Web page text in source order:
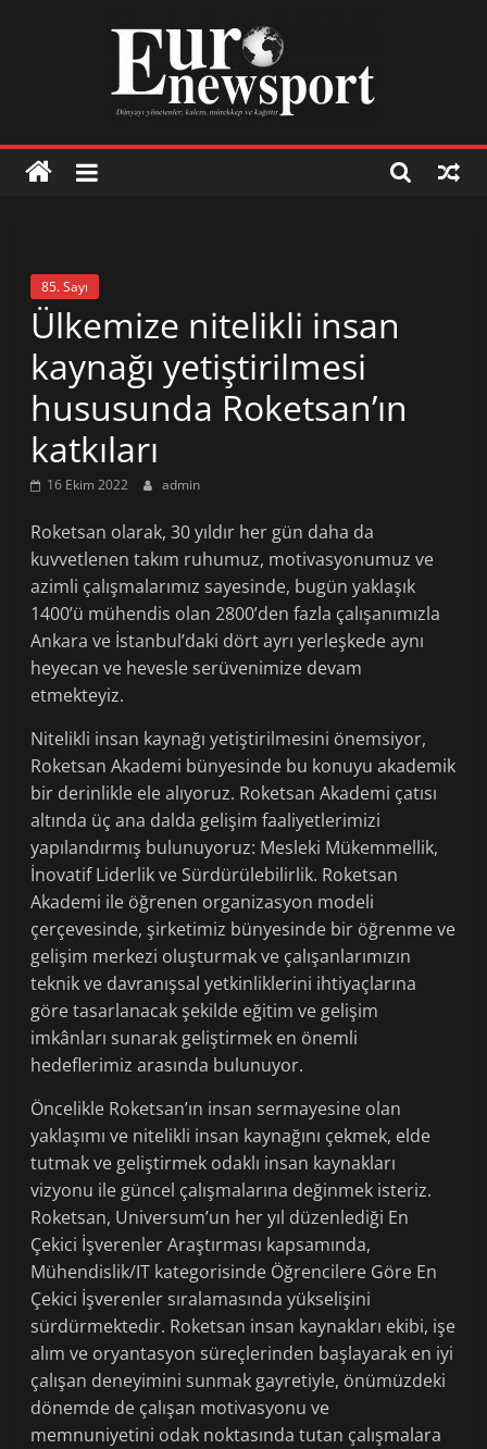
Euronewsport
dünyasından
haberler
dünyasından
haberler
85. Sayı
Ülkemize nitelikli insan
kaynağı yetiştirilmesi
hususunda Roketsan’ın
katkıları
16 Ekim 2022 admin
Roketsan olarak, 30 yıldır her gün daha da
kuvvetlenen takım ruhumuz, motivasyonumuz ve
azimli çalışmalarımız sayesinde, bugün yaklaşık
1400’ü mühendis olan 2800’den fazla çalışanımızla
Ankara ve İstanbul’daki dört ayrı yerleşkede aynı
heyecan ve hevesle serüvenimize devam
etmekteyiz.
Nitelikli insan kaynağı yetiştirilmesini önemsiyor,
Roketsan Akademi bünyesinde bu konuyu akademik
bir derinlikle ele alıyoruz. Roketsan Akademi çatısı
altında üç ana dalda gelişim faaliyetlerimizi
yapılandırmış bulunuyoruz: Mesleki Mükemmellik,
İnovatif Liderlik ve Sürdürülebilirlik. Roketsan
Akademi ile öğrenen organizasyon modeli
çerçevesinde, şirketimiz bünyesinde bir öğrenme ve
gelişim merkezi oluşturmak ve çalışanlarımızın
teknik ve davranışsal yetkinliklerini ihtiyaçlarına
göre tasarlanacak şekilde eğitim ve gelişim
imkânları sunarak geliştirmek en önemli
hedeflerimiz arasında bulunuyor.
Öncelikle Roketsan’ın insan sermayesine olan
yaklaşımı ve nitelikli insan kaynağını çekmek, elde
tutmak ve geliştirmek odaklı insan kaynakları
vizyonu ile güncel çalışmalarına değinmek isteriz.
Roketsan, Universum’un her yıl düzenlediği En
Çekici İşverenler Araştırması kapsamında,
Mühendislik/IT kategorisinde Öğrencilere Göre En
Çekici İşverenler sıralamasında yükselişini
sürdürmektedir. Roketsan insan kaynakları ekibi, işe
alım ve oryantasyon süreçlerinden başlayarak en iyi
çalışan deneyimini sunmak gayretiyle, önümüzdeki
dönemde de çalışan motivasyonu ve
memnuniyetini odak noktasında tutan çalışmalara